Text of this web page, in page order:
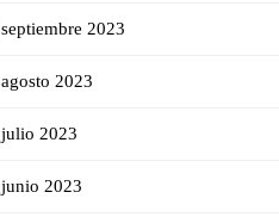
septiembre 2023
agosto 2023
julio 2023
junio 2023